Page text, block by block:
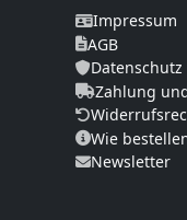
Impressum
AGB
Datenschutz
Zahlung
Wie
Newsletter